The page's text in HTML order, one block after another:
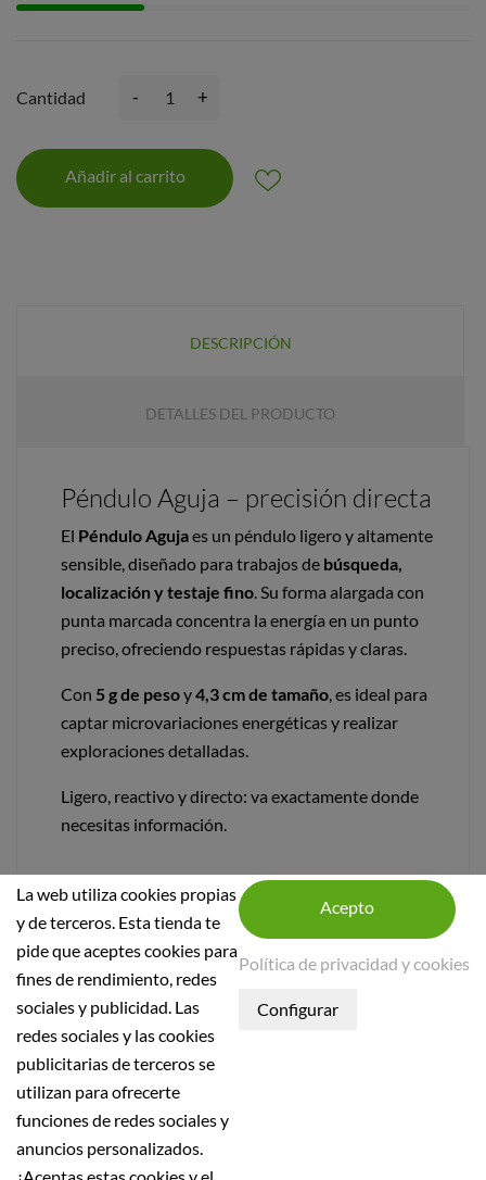
Cantidad - +
Añadir al carrito
DESCRIPCIÓN
DETALLES DEL PRODUCTO
Péndulo Aguja – precisión directa
El Péndulo Agujaes un péndulo ligero y altamente
sensible, diseñado para trabajos de búsqueda,
localización y testaje fino. Su forma alargada con
punta marcada concentra la energía en un punto
preciso, ofreciendo respuestas rápidas y claras.
Con 5 g de pesoy4,3 cm de tamaño, es ideal para
captar microvariaciones energéticas y realizar
exploraciones detalladas.
Ligero, reactivo y directo: va exactamente donde
necesitas información.
INFORMACIÓN DE LA TIENDA
INFORMACIÓN
Condiciones generales
Política de seguridad
La web utiliza cookies propias
y de terceros. Esta tienda te
pide que aceptes cookies para
fines de rendimiento, redes
sociales y publicidad. Las
redes sociales y las cookies
publicitarias de terceros se
utilizan para ofrecerte
funciones de redes sociales y
anuncios personalizados.
Política de privacidad y cookies